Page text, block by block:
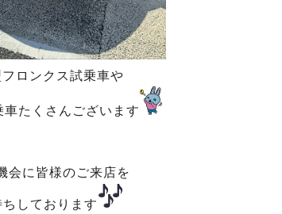
ロンクス試乗車や
車たくさんございます
会に皆様のご来店を
しております